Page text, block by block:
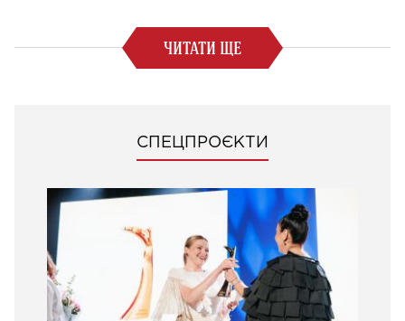
ЧИТАТИ ЩЕ
СПЕЦПРОЄКТИ